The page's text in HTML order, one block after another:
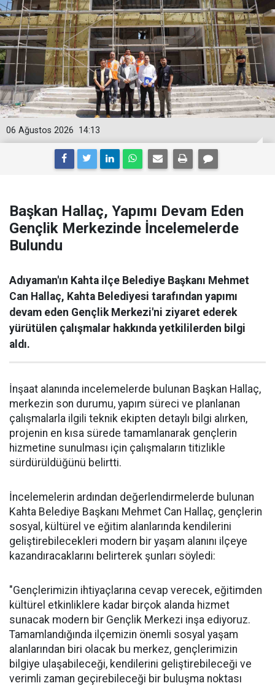
14:13
06 Ağustos 2026
Başkan Hallaç, Yapımı Devam Eden
Gençlik Merkezinde İncelemelerde
Bulundu
Adıyaman'ın Kahta ilçe Belediye Başkanı Mehmet
Can Hallaç, Kahta Belediyesi tarafından yapımı
devam eden Gençlik Merkezi'ni ziyaret ederek
yürütülen çalışmalar hakkında yetkililerden bilgi
aldı.
İnşaat alanında incelemelerde bulunan Başkan Hallaç,
merkezin son durumu, yapım süreci ve planlanan
çalışmalarla ilgili teknik ekipten detaylı bilgi alırken,
projenin en kısa sürede tamamlanarak gençlerin
hizmetine sunulması için çalışmaların titizlikle
sürdürüldüğünü belirtti.
İncelemelerin ardından değerlendirmelerde bulunan
Kahta Belediye Başkanı Mehmet Can Hallaç, gençlerin
sosyal, kültürel ve eğitim alanlarında kendilerini
geliştirebilecekleri modern bir yaşam alanını ilçeye
kazandıracaklarını belirterek şunları söyledi:
"Gençlerimizin ihtiyaçlarına cevap verecek, eğitimden
kültürel etkinliklere kadar birçok alanda hizmet
sunacak modern bir Gençlik Merkezi inşa ediyoruz.
Tamamlandığında ilçemizin önemli sosyal yaşam
alanlarından biri olacak bu merkez, gençlerimizin
bilgiye ulaşabileceği, kendilerini geliştirebileceği ve
verimli zaman geçirebileceği bir buluşma noktası